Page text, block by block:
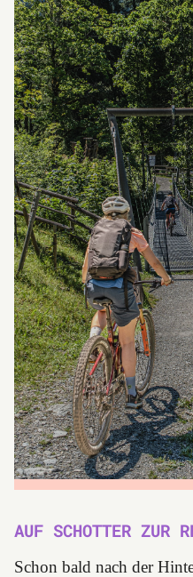
AUF SCHOTTER ZUR
Schon bald nach der